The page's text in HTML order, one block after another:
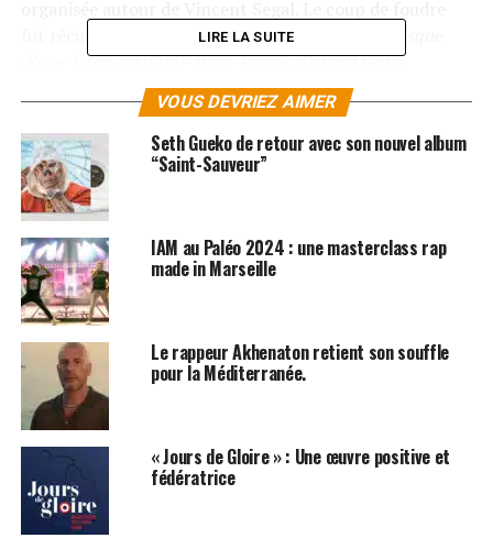
Je voulais qu’elle participe au disque
d’une façon ou d’une autre. J’avais d’abord pensé
l’inviter sur « Les unes, les autres », et puis j’ai
commencé à écrire cette chanson, un clin d’oeil à Jacques
Brel et ça m’a paru évident de l’inviter sur cette
chanson ».
Autre duo, celui avec Sly Johnson sur
Partir 5mn.
Oxmo et Sly se connaissent et se croisent
depuis longtemps. Ainsi Oxmo l’avait-il invité l’an passé
sur scène à La Cigale pour une version enflammée de «
On danse pas ». Membre actif du Saïan Supa Crew,
artiste reconnu pour son ouverture et sa créativité
(Camille, Erik Truffaz), intervient avec classe et
caractère non pas au beat box dont il est un spécialiste
reconnu, mais au chant, et c’est une très belle surprise !
K’naan quant à lui est présent sur
L’Arme de Paix.
fois, chanteur, rappeur et musicien,
artiste inspiré et inspirant. Né à Mogadiscio, il quitte
LIRE LA SUITE
VOUS DEVRIEZ AIMER
Seth Gueko de retour avec son nouvel album
“Saint-Sauveur”
IAM au Paléo 2024 : une masterclass rap
made in Marseille
Le rappeur Akhenaton retient son souffle
pour la Méditerranée.
« Jours de Gloire » : Une œuvre positive et
fédératrice